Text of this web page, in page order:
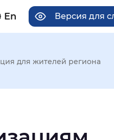
En Версия для
для жителей региона